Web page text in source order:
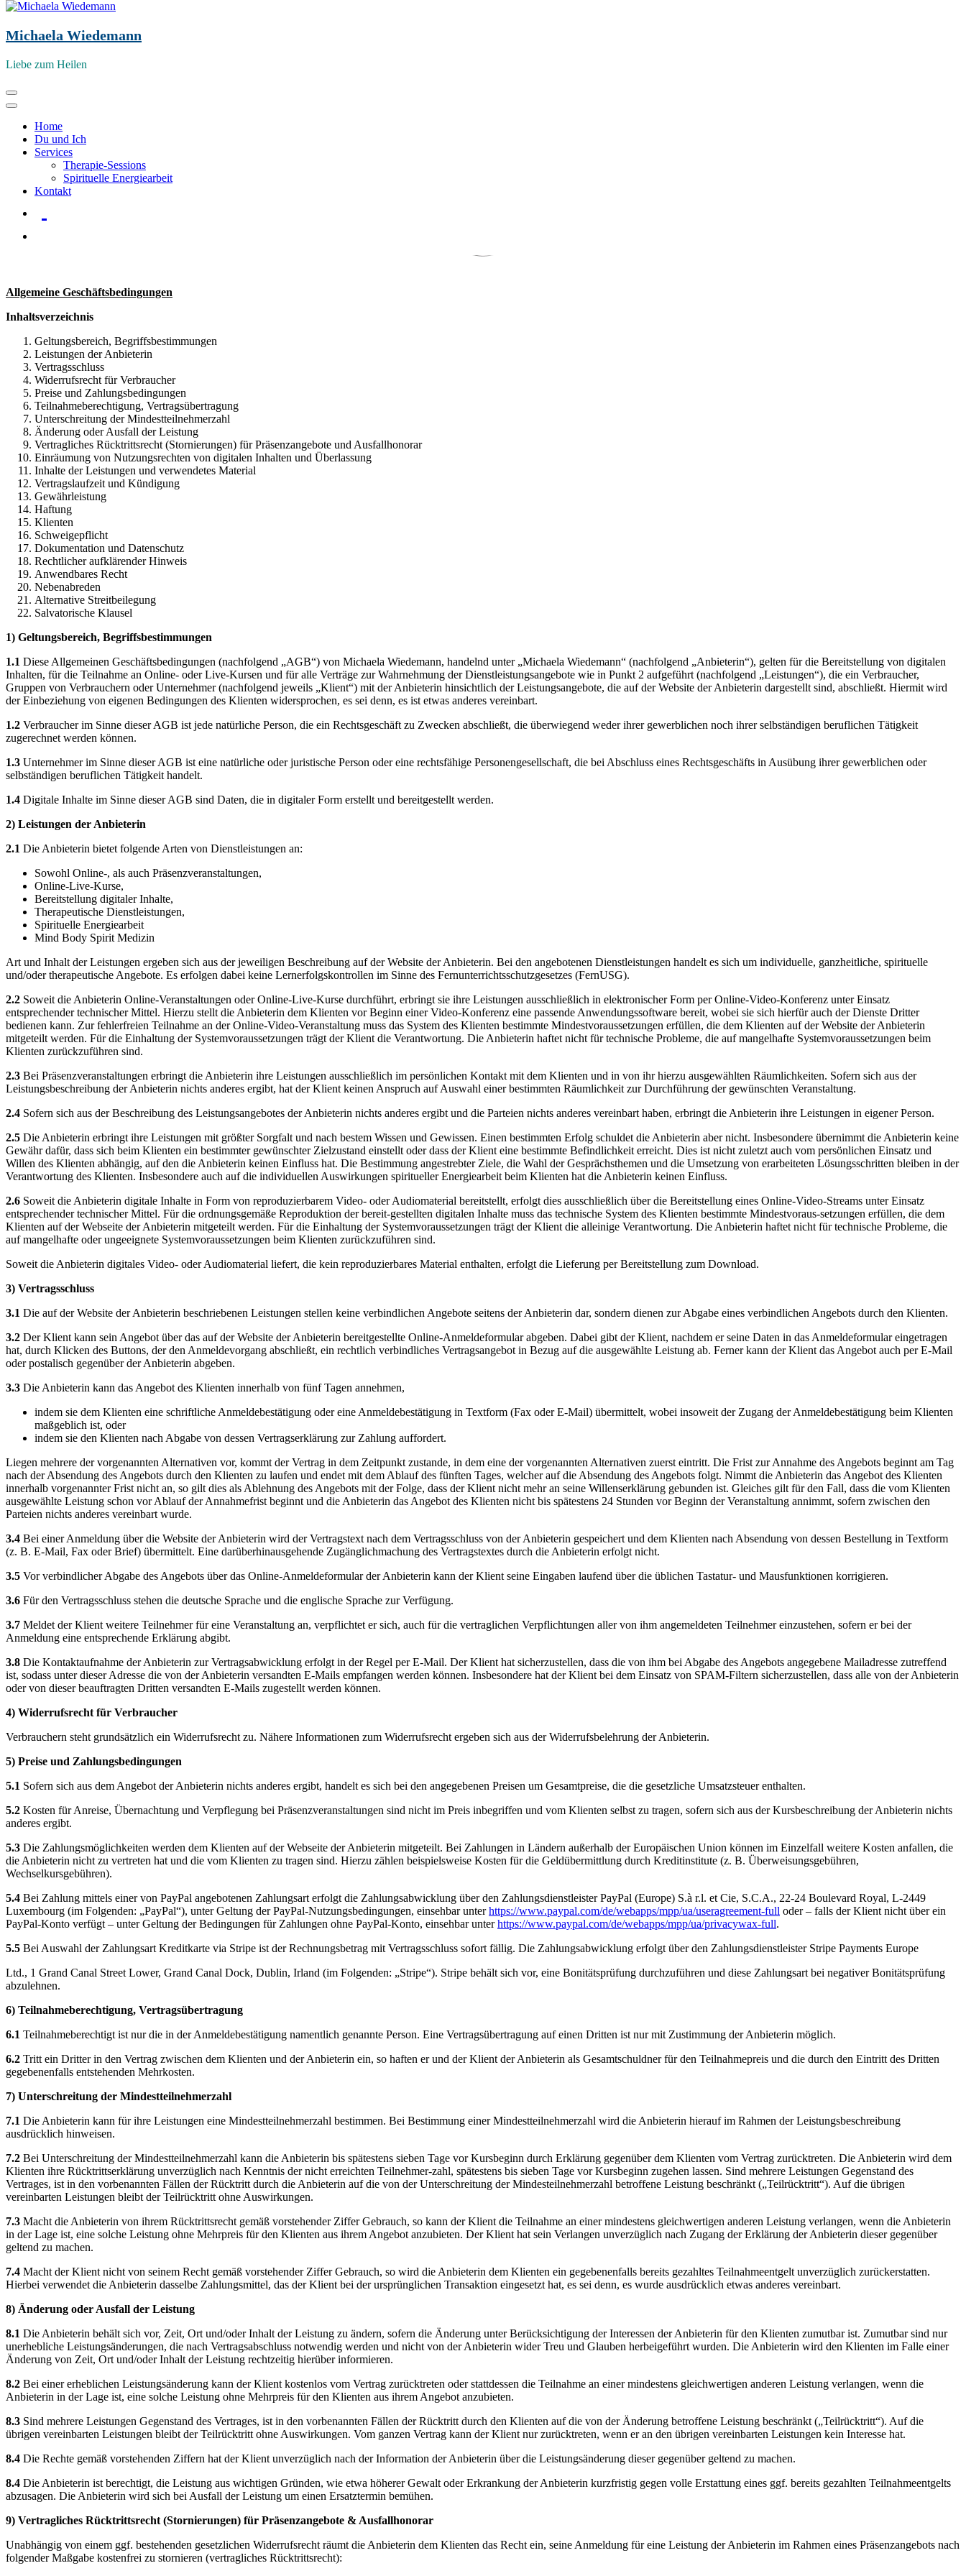
Inhalt
springen
Michaela Wiedemann
Liebe zum Heilen
Home
Du und Ich
Services
Therapie-Sessions
Spirituelle Energiearbeit
Kontakt
AGB
Allgemeine Geschäftsbedingungen
Inhaltsverzeichnis
Geltungsbereich, Begriffsbestimmungen
Leistungen der Anbieterin
Vertragsschluss
Widerrufsrecht für Verbraucher
Preise und Zahlungsbedingungen
Teilnahmeberechtigung, Vertragsübertragung
Unterschreitung der Mindestteilnehmerzahl
Änderung oder Ausfall der Leistung
Vertragliches Rücktrittsrecht (Stornierungen) für Präsenzangebote und Ausfallhonorar
Einräumung von Nutzungsrechten von digitalen Inhalten und Überlassung
Inhalte der Leistungen und verwendetes Material
Vertragslaufzeit und Kündigung
Gewährleistung
Haftung
Klienten
Schweigepflicht
Dokumentation und Datenschutz
Rechtlicher aufklärender Hinweis
Anwendbares Recht
Nebenabreden
Alternative Streitbeilegung
Salvatorische Klausel
1) Geltungsbereich, Begriffsbestimmungen
1.1 Diese Allgemeinen Geschäftsbedingungen (nachfolgend „AGB“) von Michaela Wiedemann, handelnd unter „Michaela Wiedemann“ (nachfolgend „Anbieterin“), gelten für die Bereitstellung von digitalen
Inhalten, für die Teilnahme an Online- oder Live-Kursen und für alle Verträge zur Wahrnehmung der Dienstleistungsangebote wie in Punkt 2 aufgeführt (nachfolgend „Leistungen“), die ein Verbraucher,
Gruppen von Verbrauchern oder Unternehmer (nachfolgend jeweils „Klient“) mit der Anbieterin hinsichtlich der Leistungsangebote, die auf der Website der Anbieterin dargestellt sind, abschließt. Hiermit wird
der Einbeziehung von eigenen Bedingungen des Klienten widersprochen, es sei denn, es ist etwas anderes vereinbart.
1.2 Verbraucher im Sinne dieser AGB ist jede natürliche Person, die ein Rechtsgeschäft zu Zwecken abschließt, die überwiegend weder ihrer gewerblichen noch ihrer selbständigen beruflichen Tätigkeit
zugerechnet werden können.
1.3 Unternehmer im Sinne dieser AGB ist eine natürliche oder juristische Person oder eine rechtsfähige Personengesellschaft, die bei Abschluss eines Rechtsgeschäfts in Ausübung ihrer gewerblichen oder
selbständigen beruflichen Tätigkeit handelt.
1.4 Digitale Inhalte im Sinne dieser AGB sind Daten, die in digitaler Form erstellt und bereitgestellt werden.
2) Leistungen der Anbieterin
2.1 Die Anbieterin bietet folgende Arten von Dienstleistungen an:
Sowohl Online-, als auch Präsenzveranstaltungen,
Online-Live-Kurse,
Bereitstellung digitaler Inhalte,
Therapeutische Dienstleistungen,
Spirituelle Energiearbeit
Mind Body Spirit Medizin
Art und Inhalt der Leistungen ergeben sich aus der jeweiligen Beschreibung auf der Website der Anbieterin. Bei den angebotenen Dienstleistungen handelt es sich um individuelle, ganzheitliche, spirituelle
und/oder therapeutische Angebote. Es erfolgen dabei keine Lernerfolgskontrollen im Sinne des Fernunterrichtsschutzgesetzes (FernUSG).
2.2 Soweit die Anbieterin Online-Veranstaltungen oder Online-Live-Kurse durchführt, erbringt sie ihre Leistungen ausschließlich in elektronischer Form per Online-Video-Konferenz unter Einsatz
entsprechender technischer Mittel. Hierzu stellt die Anbieterin dem Klienten vor Beginn einer Video-Konferenz eine passende Anwendungssoftware bereit, wobei sie sich hierfür auch der Dienste Dritter
bedienen kann. Zur fehlerfreien Teilnahme an der Online-Video-Veranstaltung muss das System des Klienten bestimmte Mindestvoraussetzungen erfüllen, die dem Klienten auf der Website der Anbieterin
mitgeteilt werden. Für die Einhaltung der Systemvoraussetzungen trägt der Klient die Verantwortung. Die Anbieterin haftet nicht für technische Probleme, die auf mangelhafte Systemvoraussetzungen beim
Klienten zurückzuführen sind.
2.3 Bei Präsenzveranstaltungen erbringt die Anbieterin ihre Leistungen ausschließlich im persönlichen Kontakt mit dem Klienten und in von ihr hierzu ausgewählten Räumlichkeiten. Sofern sich aus der
Leistungsbeschreibung der Anbieterin nichts anderes ergibt, hat der Klient keinen Anspruch auf Auswahl einer bestimmten Räumlichkeit zur Durchführung der gewünschten Veranstaltung.
2.4 Sofern sich aus der Beschreibung des Leistungsangebotes der Anbieterin nichts anderes ergibt und die Parteien nichts anderes vereinbart haben, erbringt die Anbieterin ihre Leistungen in eigener Person.
2.5 Die Anbieterin erbringt ihre Leistungen mit größter Sorgfalt und nach bestem Wissen und Gewissen. Einen bestimmten Erfolg schuldet die Anbieterin aber nicht. Insbesondere übernimmt die Anbieterin keine
Gewähr dafür, dass sich beim Klienten ein bestimmter gewünschter Zielzustand einstellt oder dass der Klient eine bestimmte Befindlichkeit erreicht. Dies ist nicht zuletzt auch vom persönlichen Einsatz und
Willen des Klienten abhängig, auf den die Anbieterin keinen Einfluss hat. Die Bestimmung angestrebter Ziele, die Wahl der Gesprächsthemen und die Umsetzung von erarbeiteten Lösungsschritten bleiben in der
Verantwortung des Klienten. Insbesondere auch auf die individuellen Auswirkungen spiritueller Energiearbeit beim Klienten hat die Anbieterin keinen Einfluss.
2.6 Soweit die Anbieterin digitale Inhalte in Form von reproduzierbarem Video- oder Audiomaterial bereitstellt, erfolgt dies ausschließlich über die Bereitstellung eines Online-Video-Streams unter Einsatz
entsprechender technischer Mittel. Für die ordnungsgemäße Reproduktion der bereit-gestellten digitalen Inhalte muss das technische System des Klienten bestimmte Mindestvoraus-setzungen erfüllen, die dem
Klienten auf der Webseite der Anbieterin mitgeteilt werden. Für die Einhaltung der Systemvoraussetzungen trägt der Klient die alleinige Verantwortung. Die Anbieterin haftet nicht für technische Probleme, die
auf mangelhafte oder ungeeignete Systemvoraussetzungen beim Klienten zurückzuführen sind.
Soweit die Anbieterin digitales Video- oder Audiomaterial liefert, die kein reproduzierbares Material enthalten, erfolgt die Lieferung per Bereitstellung zum Download.
3) Vertragsschluss
3.1 Die auf der Website der Anbieterin beschriebenen Leistungen stellen keine verbindlichen Angebote seitens der Anbieterin dar, sondern dienen zur Abgabe eines verbindlichen Angebots durch den Klienten.
3.2 Der Klient kann sein Angebot über das auf der Website der Anbieterin bereitgestellte Online-Anmeldeformular abgeben. Dabei gibt der Klient, nachdem er seine Daten in das Anmeldeformular eingetragen
hat, durch Klicken des Buttons, der den Anmeldevorgang abschließt, ein rechtlich verbindliches Vertragsangebot in Bezug auf die ausgewählte Leistung ab. Ferner kann der Klient das Angebot auch per E-Mail
oder postalisch gegenüber der Anbieterin abgeben.
3.3 Die Anbieterin kann das Angebot des Klienten innerhalb von fünf Tagen annehmen,
indem sie dem Klienten eine schriftliche Anmeldebestätigung oder eine Anmeldebestätigung in Textform (Fax oder E-Mail) übermittelt, wobei insoweit der Zugang der Anmeldebestätigung beim Klienten
maßgeblich ist, oder
indem sie den Klienten nach Abgabe von dessen Vertragserklärung zur Zahlung auffordert.
Liegen mehrere der vorgenannten Alternativen vor, kommt der Vertrag in dem Zeitpunkt zustande, in dem eine der vorgenannten Alternativen zuerst eintritt. Die Frist zur Annahme des Angebots beginnt am Tag
nach der Absendung des Angebots durch den Klienten zu laufen und endet mit dem Ablauf des fünften Tages, welcher auf die Absendung des Angebots folgt. Nimmt die Anbieterin das Angebot des Klienten
innerhalb vorgenannter Frist nicht an, so gilt dies als Ablehnung des Angebots mit der Folge, dass der Klient nicht mehr an seine Willenserklärung gebunden ist. Gleiches gilt für den Fall, dass die vom Klienten
ausgewählte Leistung schon vor Ablauf der Annahmefrist beginnt und die Anbieterin das Angebot des Klienten nicht bis spätestens 24 Stunden vor Beginn der Veranstaltung annimmt, sofern zwischen den
Parteien nichts anderes vereinbart wurde.
3.4 Bei einer Anmeldung über die Website der Anbieterin wird der Vertragstext nach dem Vertragsschluss von der Anbieterin gespeichert und dem Klienten nach Absendung von dessen Bestellung in Textform
(z. B. E-Mail, Fax oder Brief) übermittelt. Eine darüberhinausgehende Zugänglichmachung des Vertragstextes durch die Anbieterin erfolgt nicht.
3.5 Vor verbindlicher Abgabe des Angebots über das Online-Anmeldeformular der Anbieterin kann der Klient seine Eingaben laufend über die üblichen Tastatur- und Mausfunktionen korrigieren.
3.6 Für den Vertragsschluss stehen die deutsche Sprache und die englische Sprache zur Verfügung.
3.7 Meldet der Klient weitere Teilnehmer für eine Veranstaltung an, verpflichtet er sich, auch für die vertraglichen Verpflichtungen aller von ihm angemeldeten Teilnehmer einzustehen, sofern er bei der
Anmeldung eine entsprechende Erklärung abgibt.
3.8 Die Kontaktaufnahme der Anbieterin zur Vertragsabwicklung erfolgt in der Regel per E-Mail. Der Klient hat sicherzustellen, dass die von ihm bei Abgabe des Angebots angegebene Mailadresse zutreffend
ist, sodass unter dieser Adresse die von der Anbieterin versandten E-Mails empfangen werden können. Insbesondere hat der Klient bei dem Einsatz von SPAM-Filtern sicherzustellen, dass alle von der Anbieterin
oder von dieser beauftragten Dritten versandten E-Mails zugestellt werden können.
4) Widerrufsrecht für Verbraucher
Verbrauchern steht grundsätzlich ein Widerrufsrecht zu. Nähere Informationen zum Widerrufsrecht ergeben sich aus der Widerrufsbelehrung der Anbieterin.
5) Preise und Zahlungsbedingungen
5.1 Sofern sich aus dem Angebot der Anbieterin nichts anderes ergibt, handelt es sich bei den angegebenen Preisen um Gesamtpreise, die die gesetzliche Umsatzsteuer enthalten.
5.2 Kosten für Anreise, Übernachtung und Verpflegung bei Präsenzveranstaltungen sind nicht im Preis inbegriffen und vom Klienten selbst zu tragen, sofern sich aus der Kursbeschreibung der Anbieterin nichts
anderes ergibt.
5.3 Die Zahlungsmöglichkeiten werden dem Klienten auf der Webseite der Anbieterin mitgeteilt. Bei Zahlungen in Ländern außerhalb der Europäischen Union können im Einzelfall weitere Kosten anfallen, die
die Anbieterin nicht zu vertreten hat und die vom Klienten zu tragen sind. Hierzu zählen beispielsweise Kosten für die Geldübermittlung durch Kreditinstitute (z. B. Überweisungsgebühren,
Wechselkursgebühren).
5.4 Bei Zahlung mittels einer von PayPal angebotenen Zahlungsart erfolgt die Zahlungsabwicklung über den Zahlungsdienstleister PayPal (Europe) S.à r.l. et Cie, S.C.A., 22-24 Boulevard Royal, L-2449
Luxembourg (im Folgenden: „PayPal“), unter Geltung der PayPal-Nutzungsbedingungen, einsehbar unterhttps://www.paypal.com/de/webapps/mpp/ua/useragreement-full oder – falls der Klient nicht über ein
PayPal-Konto verfügt – unter Geltung der Bedingungen für Zahlungen ohne PayPal-Konto, einsehbar unterhttps://www.paypal.com/de/webapps/mpp/ua/privacywax-full.
5.5 Bei Auswahl der Zahlungsart Kreditkarte via Stripe ist der Rechnungsbetrag mit Vertragsschluss sofort fällig. Die Zahlungsabwicklung erfolgt über den Zahlungsdienstleister Stripe Payments Europe
Ltd., 1 Grand Canal Street Lower, Grand Canal Dock, Dublin, Irland (im Folgenden: „Stripe“). Stripe behält sich vor, eine Bonitätsprüfung durchzuführen und diese Zahlungsart bei negativer Bonitätsprüfung
abzulehnen.
6) Teilnahmeberechtigung, Vertragsübertragung
6.1 Teilnahmeberechtigt ist nur die in der Anmeldebestätigung namentlich genannte Person. Eine Vertragsübertragung auf einen Dritten ist nur mit Zustimmung der Anbieterin möglich.
6.2 Tritt ein Dritter in den Vertrag zwischen dem Klienten und der Anbieterin ein, so haften er und der Klient der Anbieterin als Gesamtschuldner für den Teilnahmepreis und die durch den Eintritt des Dritten
gegebenenfalls entstehenden Mehrkosten.
7) Unterschreitung der Mindestteilnehmerzahl
7.1 Die Anbieterin kann für ihre Leistungen eine Mindestteilnehmerzahl bestimmen. Bei Bestimmung einer Mindestteilnehmerzahl wird die Anbieterin hierauf im Rahmen der Leistungsbeschreibung
ausdrücklich hinweisen.
7.2 Bei Unterschreitung der Mindestteilnehmerzahl kann die Anbieterin bis spätestens sieben Tage vor Kursbeginn durch Erklärung gegenüber dem Klienten vom Vertrag zurücktreten. Die Anbieterin wird dem
Klienten ihre Rücktrittserklärung unverzüglich nach Kenntnis der nicht erreichten Teilnehmer-zahl, spätestens bis sieben Tage vor Kursbeginn zugehen lassen. Sind mehrere Leistungen Gegenstand des
Vertrages, ist in den vorbenannten Fällen der Rücktritt durch die Anbieterin auf die von der Unterschreitung der Mindesteilnehmerzahl betroffene Leistung beschränkt („Teilrücktritt“). Auf die übrigen
vereinbarten Leistungen bleibt der Teilrücktritt ohne Auswirkungen.
7.3 Macht die Anbieterin von ihrem Rücktrittsrecht gemäß vorstehender Ziffer Gebrauch, so kann der Klient die Teilnahme an einer mindestens gleichwertigen anderen Leistung verlangen, wenn die Anbieterin
in der Lage ist, eine solche Leistung ohne Mehrpreis für den Klienten aus ihrem Angebot anzubieten. Der Klient hat sein Verlangen unverzüglich nach Zugang der Erklärung der Anbieterin dieser gegenüber
geltend zu machen.
7.4 Macht der Klient nicht von seinem Recht gemäß vorstehender Ziffer Gebrauch, so wird die Anbieterin dem Klienten ein gegebenenfalls bereits gezahltes Teilnahmeentgelt unverzüglich zurückerstatten.
Hierbei verwendet die Anbieterin dasselbe Zahlungsmittel, das der Klient bei der ursprünglichen Transaktion eingesetzt hat, es sei denn, es wurde ausdrücklich etwas anderes vereinbart.
8) Änderung oder Ausfall der Leistung
8.1 Die Anbieterin behält sich vor, Zeit, Ort und/oder Inhalt der Leistung zu ändern, sofern die Änderung unter Berücksichtigung der Interessen der Anbieterin für den Klienten zumutbar ist. Zumutbar sind nur
unerhebliche Leistungsänderungen, die nach Vertragsabschluss notwendig werden und nicht von der Anbieterin wider Treu und Glauben herbeigeführt wurden. Die Anbieterin wird den Klienten im Falle einer
Änderung von Zeit, Ort und/oder Inhalt der Leistung rechtzeitig hierüber informieren.
8.2 Bei einer erheblichen Leistungsänderung kann der Klient kostenlos vom Vertrag zurücktreten oder stattdessen die Teilnahme an einer mindestens gleichwertigen anderen Leistung verlangen, wenn die
Anbieterin in der Lage ist, eine solche Leistung ohne Mehrpreis für den Klienten aus ihrem Angebot anzubieten.
8.3 Sind mehrere Leistungen Gegenstand des Vertrages, ist in den vorbenannten Fällen der Rücktritt durch den Klienten auf die von der Änderung betroffene Leistung beschränkt („Teilrücktritt“). Auf die
übrigen vereinbarten Leistungen bleibt der Teilrücktritt ohne Auswirkungen. Vom ganzen Vertrag kann der Klient nur zurücktreten, wenn er an den übrigen vereinbarten Leistungen kein Interesse hat.
8.4 Die Rechte gemäß vorstehenden Ziffern hat der Klient unverzüglich nach der Information der Anbieterin über die Leistungsänderung dieser gegenüber geltend zu machen.
8.4 Die Anbieterin ist berechtigt, die Leistung aus wichtigen Gründen, wie etwa höherer Gewalt oder Erkrankung der Anbieterin kurzfristig gegen volle Erstattung eines ggf. bereits gezahlten Teilnahmeentgelts
abzusagen. Die Anbieterin wird sich bei Ausfall der Leistung um einen Ersatztermin bemühen.
9) Vertragliches Rücktrittsrecht (Stornierungen) für Präsenzangebote & Ausfallhonorar
Unabhängig von einem ggf. bestehenden gesetzlichen Widerrufsrecht räumt die Anbieterin dem Klienten das Recht ein, seine Anmeldung für eine Leistung der Anbieterin im Rahmen eines Präsenzangebots nach
folgender Maßgabe kostenfrei zu stornieren (vertragliches Rücktrittsrecht):